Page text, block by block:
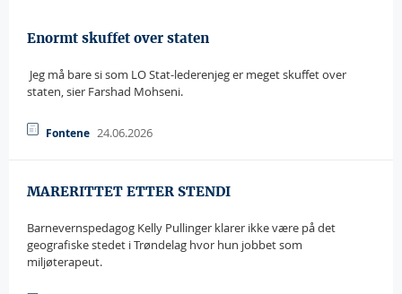
Enormt skuffet over staten
 Jeg må bare si som LO Stat-lederenjeg er meget skuffet over
staten, sier Farshad Mohseni.
Fontene 24.06.2026
MARERITTET ETTER STENDI
Barnevernspedagog Kelly Pullinger klarer ikke være på det
geografiske stedet i Trøndelag hvor hun jobbet som
miljøterapeut.